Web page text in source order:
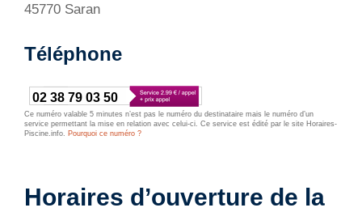
45770 Saran
Téléphone
02 38 79 03 50
Ce numéro valable 5 minutes n’est pas le numéro du destinataire mais le numéro d’un
service permettant la mise en relation avec celui-ci. Ce service est édité par le site Horaires-
Piscine.info. Pourquoi ce numéro ?
Horaires d’ouverture de la